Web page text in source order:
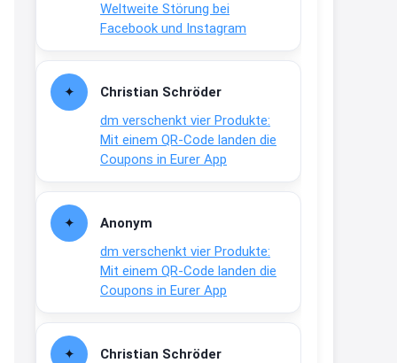
Weltweite Störung bei
Facebook und Instagram
Christian Schröder
dm verschenkt vier Produkte:
Mit einem QR-Code landen die
Coupons in Eurer App
Anonym
dm verschenkt vier Produkte:
Mit einem QR-Code landen die
Coupons in Eurer App
Christian Schröder
↩
www.meineapotheke.de/
2:19
↩
Joachim
www.linda.de/vorteile/coupons/...
2:21
↩
Gratis Hitzewarn-Aufkleber /